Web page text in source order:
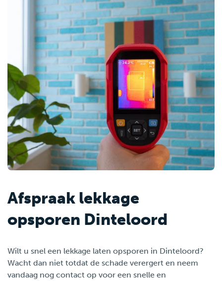
Afspraak lekkage
opsporen Dinteloord
Wilt u snel een lekkage laten opsporen in Dinteloord?
Wacht dan niet totdat de schade verergert en neem
vandaag nog contact op voor een snelle en